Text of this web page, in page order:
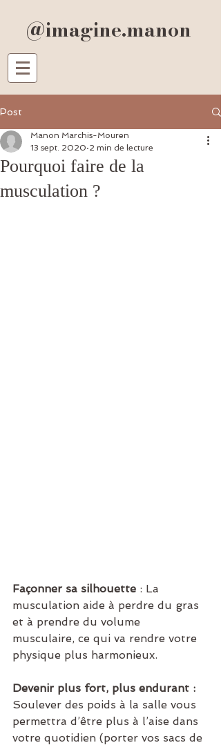
@imagine.manon
Post
Pourquoi faire de la
musculation ?
Manon Marchis-Mouren
13 sept. 2020 2 min de lecture
Façonner sa silhouette : La
musculation aide à perdre du gras
et à prendre du volume
musculaire, ce qui va rendre votre
physique plus harmonieux.
Devenir plus fort, plus endurant :
Soulever des poids à la salle vous
permettra d’être plus à l’aise dans
votre quotidien (porter vos sacs de